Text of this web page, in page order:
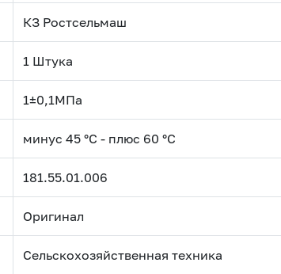
КЗ Ростсельмаш
1 Штука
1±0,1МПа
минус 45 °С - плюс 60 °С
181.55.01.006
Оригинал
Сельскохозяйственная техника